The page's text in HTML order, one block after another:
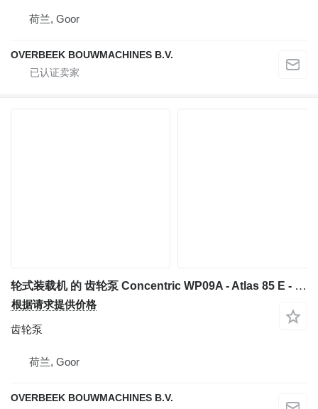
荷兰, Goor
OVERBEEK BOUWMACHINES B.V.
轮式装载机 的 齿轮泵 Concentric WP09A - Atlas 85 E - Gearpump
根据请求提供价格
齿轮泵
荷兰, Goor
OVERBEEK BOUWMACHINES B.V.